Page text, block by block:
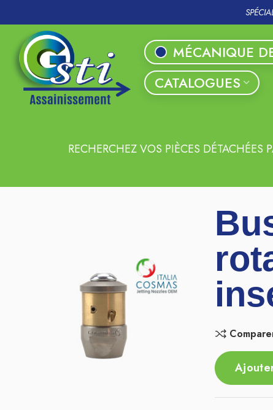
MÉCANIQUE
CATALOGUES
RECHERCHEZ VOS PIÈCES DÉTACHÉES